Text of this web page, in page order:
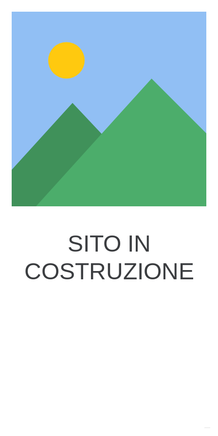
SITO IN
COSTRUZIONE